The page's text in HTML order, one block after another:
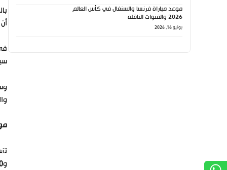
و11:30 بتوقيت جرينتش.
موعد مباراة فرنسا والسنغال في كأس العالم
2026 والقنوات الناقلة
يونيو 16, 2026